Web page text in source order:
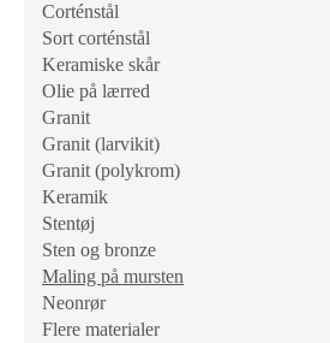
Corténstål
Sort corténstål
Keramiske skår
Olie på lærred
Granit
Granit (larvikit)
Granit (polykrom)
Keramik
Stentøj
Sten og bronze
Maling på mursten
Neonrør
Flere materialer